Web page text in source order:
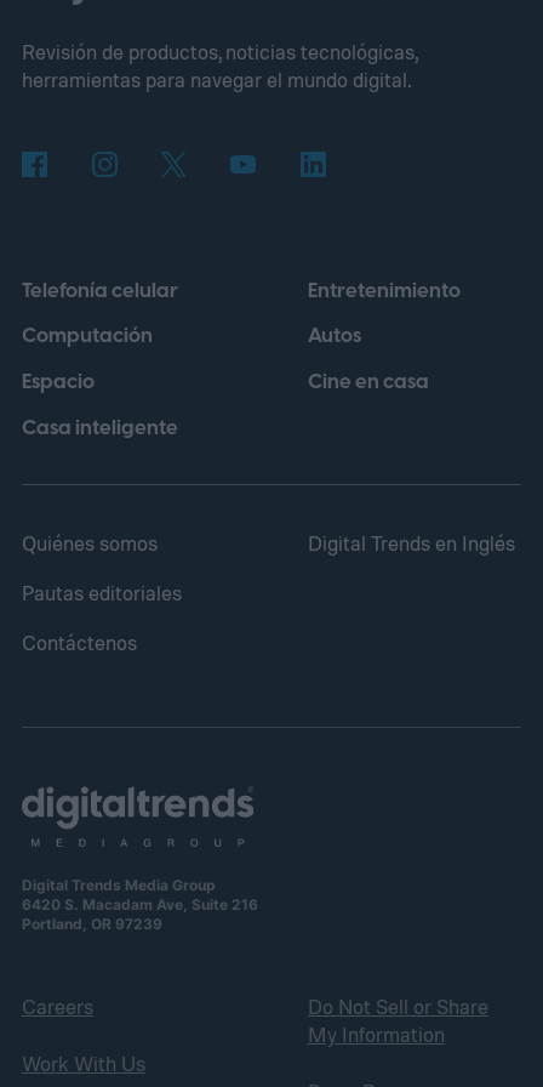
manera similar a un sistema de lenguaje
generativo, aunque en lugar de analizar
palabras trabaja con información genética.
de secuencias de ADN y, para este
pertenecientes a la familia Microviridae.
Revisión de productos, noticias tecnológicas,
herramientas para navegar el mundo digital.
Telefonía celular
Computación
Espacio
Casa inteligente
Entretenimiento
Autos
Cine en casa
Quiénes somos
Pautas editoriales
Contáctenos
Digital Trends en Inglés
Digital Trends Media Group
6420 S. Macadam Ave, Suite 216
Portland, OR 97239
Careers
Work With Us
Do Not Sell or Share
My Information